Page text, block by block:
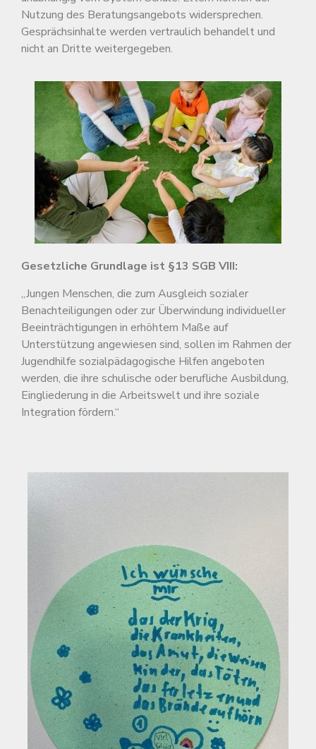
Nutzung des Beratungsangebots widersprechen.
Gesprächsinhalte werden vertraulich behandelt und
nicht an Dritte weitergegeben.
Gesetzliche Grundlage ist §13 SGB VIII:
„Jungen Menschen, die zum Ausgleich sozialer
Benachteiligungen oder zur Überwindung individueller
Beeinträchtigungen in erhöhtem Maße auf
Unterstützung angewiesen sind, sollen im Rahmen der
Jugendhilfe sozialpädagogische Hilfen angeboten
werden, die ihre schulische oder berufliche Ausbildung,
Eingliederung in die Arbeitswelt und ihre soziale
Integration fördern.“